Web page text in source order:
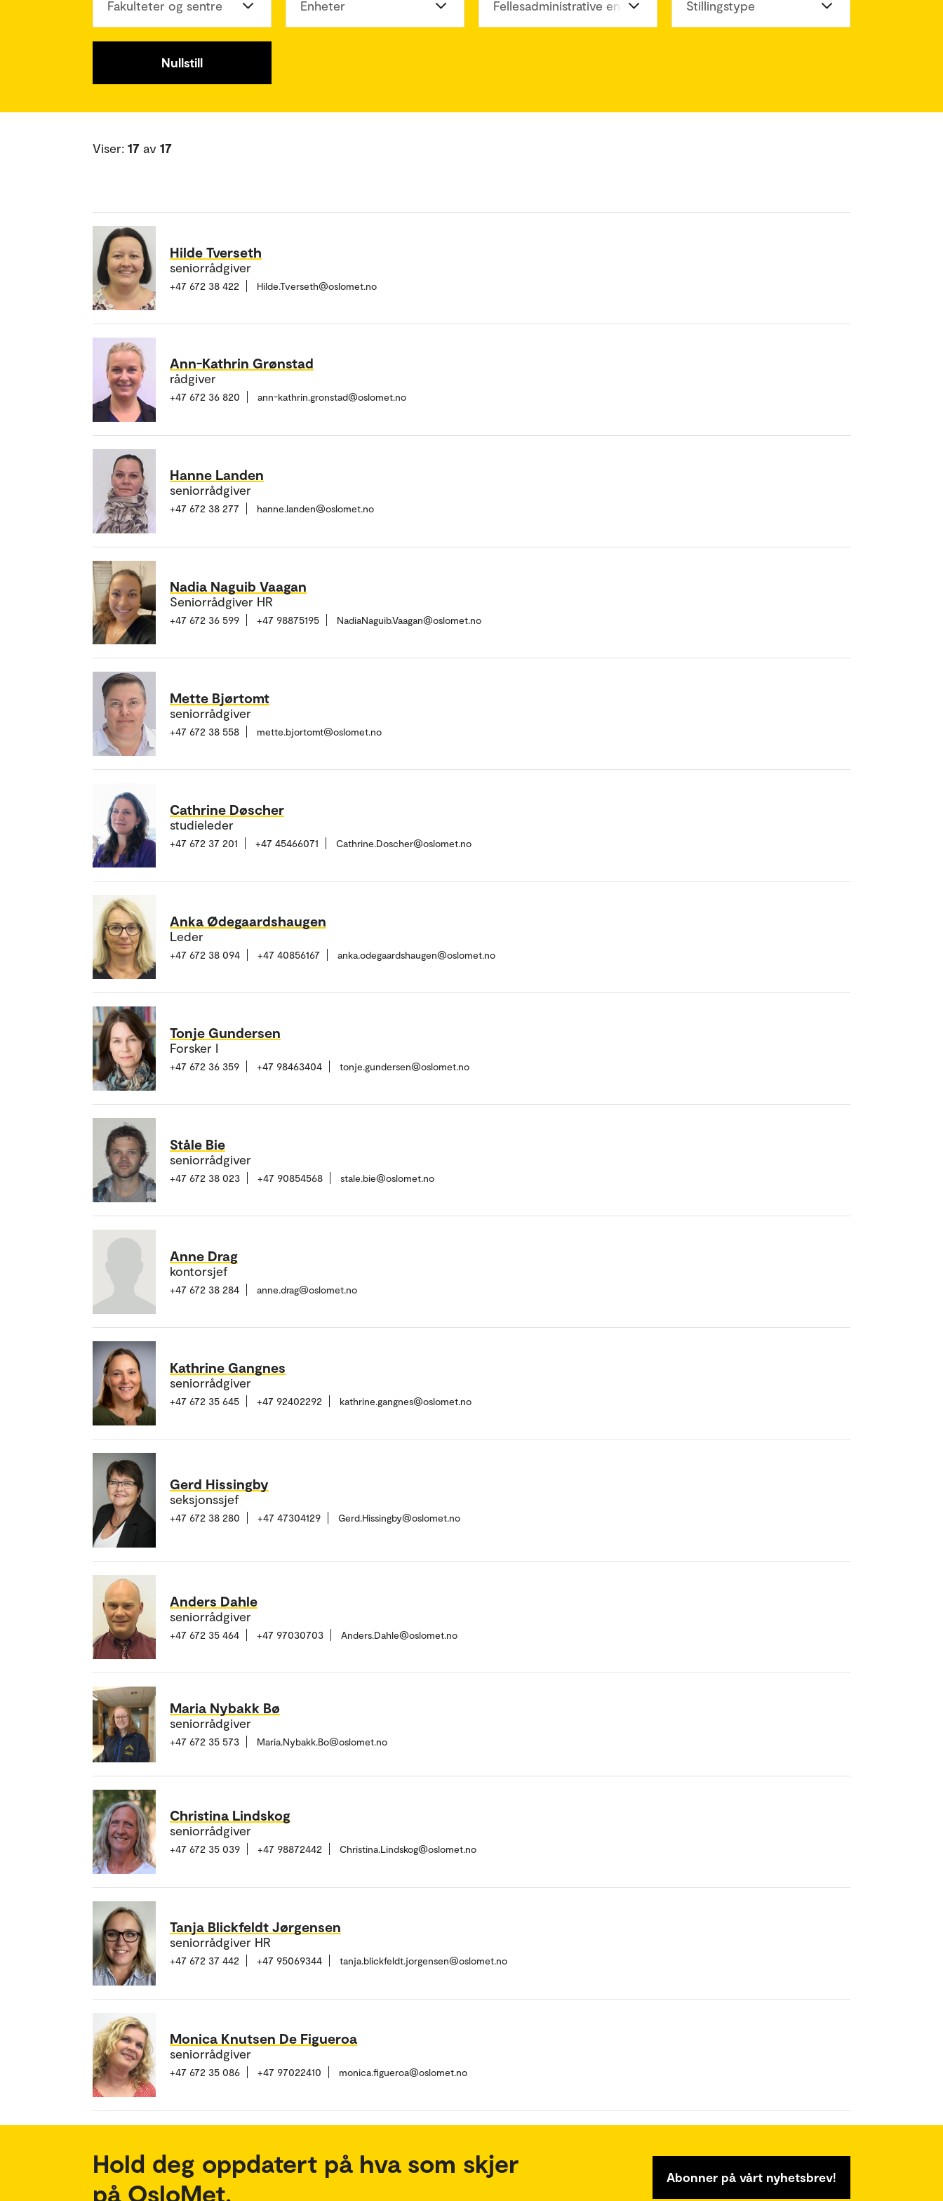
Fakulteter og sentre Enheter Fellesadministrative enheter Stillingstype
Nullstill
Viser: 17 av 17
Hilde Tverseth
seniorrådgiver
+47 672 38 422 Hilde.Tverseth@oslomet.no
Ann-Kathrin Grønstad
rådgiver
+47 672 36 820 ann-kathrin.gronstad@oslomet.no
Hanne Landen
seniorrådgiver
+47 672 38 277 hanne.landen@oslomet.no
Nadia Naguib Vaagan
Seniorrådgiver HR
+47 672 36 599 +47 98875195 NadiaNaguib.Vaagan@oslomet.no
Mette Bjørtomt
seniorrådgiver
+47 672 38 558 mette.bjortomt@oslomet.no
Cathrine Døscher
studieleder
+47 672 37 201 +47 45466071 Cathrine.Doscher@oslomet.no
Anka Ødegaardshaugen
Leder
+47 672 38 094 +47 40856167 anka.odegaardshaugen@oslomet.no
Tonje Gundersen
Forsker I
+47 672 36 359 +47 98463404 tonje.gundersen@oslomet.no
Ståle Bie
seniorrådgiver
+47 672 38 023 +47 90854568 stale.bie@oslomet.no
Anne Drag
kontorsjef
+47 672 38 284 anne.drag@oslomet.no
Kathrine Gangnes
seniorrådgiver
+47 672 35 645 +47 92402292 kathrine.gangnes@oslomet.no
Gerd Hissingby
seksjonssjef
+47 672 38 280 +47 47304129 Gerd.Hissingby@oslomet.no
Anders Dahle
seniorrådgiver
+47 672 35 464 +47 97030703 Anders.Dahle@oslomet.no
Maria Nybakk Bø
seniorrådgiver
+47 672 35 573 Maria.Nybakk.Bo@oslomet.no
Christina Lindskog
seniorrådgiver
+47 672 35 039 +47 98872442 Christina.Lindskog@oslomet.no
Tanja Blickfeldt Jørgensen
seniorrådgiver HR
+47 672 37 442 +47 95069344 tanja.blickfeldt.jorgensen@oslomet.no
Monica Knutsen De Figueroa
seniorrådgiver
+47 672 35 086 +47 97022410 monica.figueroa@oslomet.no
Hold deg oppdatert på hva som skjer
på OsloMet.
Abonner på vårt nyhetsbrev!